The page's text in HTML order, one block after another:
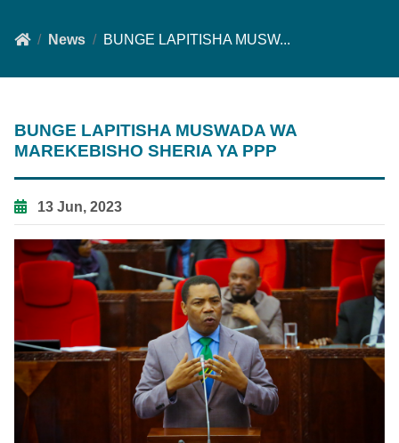
News BUNGE LAPITISHA MUSW...
BUNGE LAPITISHA MUSWADA WA
MAREKEBISHO SHERIA YA PPP
13 Jun, 2023